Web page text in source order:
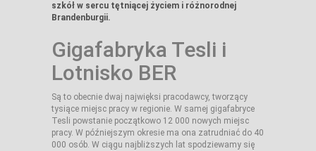
szkół w sercu tętniącej życiem i różnorodnej
Brandenburgii.
Gigafabryka Tesli i
Lotnisko BER
Są to obecnie dwaj najwięksi pracodawcy, tworzący
tysiące miejsc pracy w regionie. W samej gigafabryce
Tesli powstanie początkowo 12 000 nowych miejsc
pracy. W późniejszym okresie ma ona zatrudniać do 40
000 osób. W ciągu najbliższych lat spodziewamy się